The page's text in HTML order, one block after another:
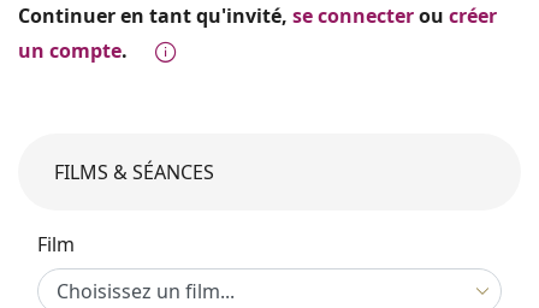
Continuer en tant qu'invité, se connecterou créer
un compte.
FILMS & SÉANCES
Film